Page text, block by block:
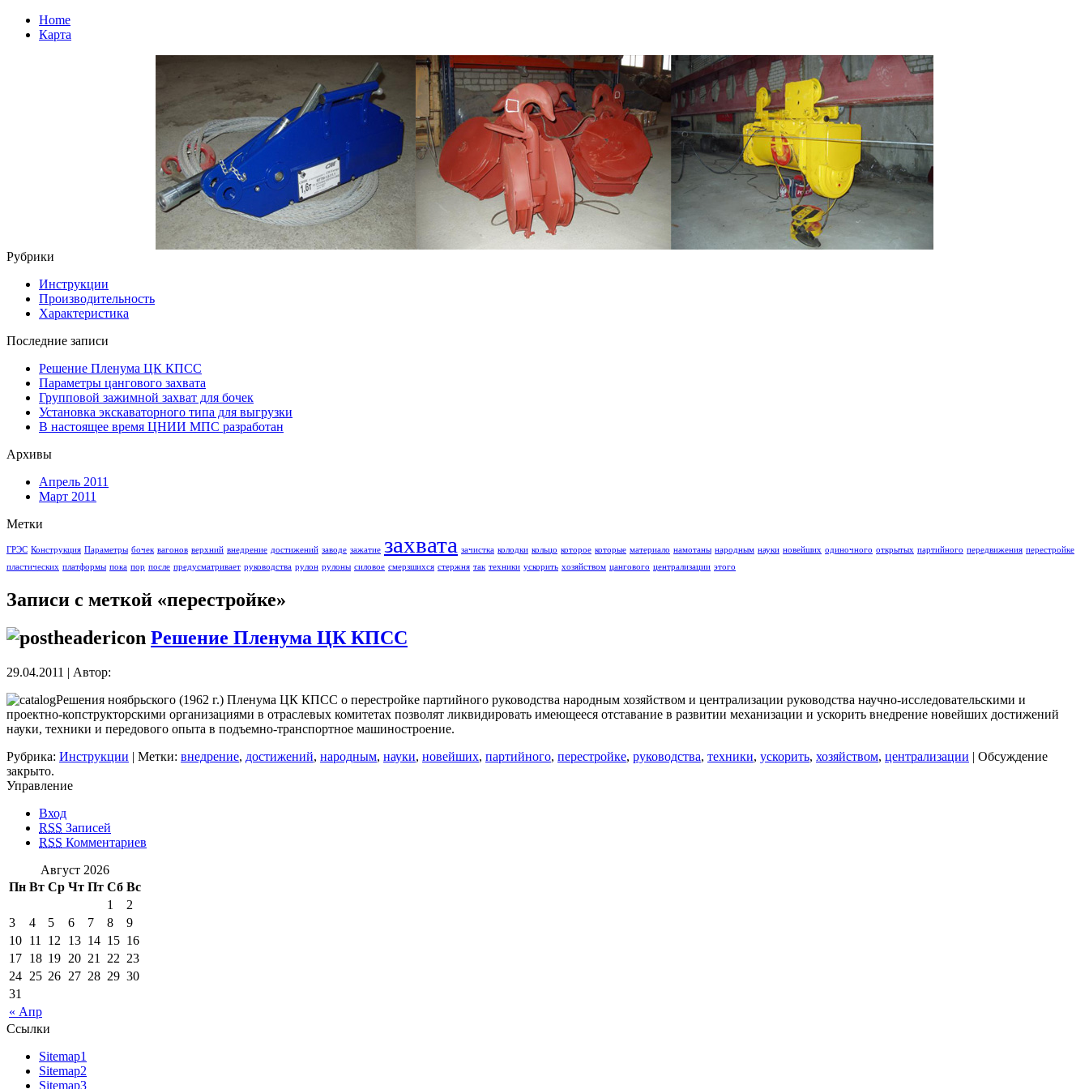
Home
Карта
Рубрики
Инструкции
Производительность
Характеристика
Последние записи
Решение Пленума ЦК КПСС
Параметры цангового захвата
Групповой зажимной захват для бочек
Установка экскаваторного типа для выгрузки
В настоящее время ЦНИИ МПС разработан
Архивы
Апрель 2011
Март 2011
Метки
ГРЭС Конструкция Параметры бочек вагонов верхний внедрение достижений заводе зажатие захвата зачистка колодки кольцо которое которые материало намотаны народным науки новейших одиночного открытых партийного передвижения перестройке
пластических платформы пока пор после предусматривает руководства рулон рулоны силовое смерзшихся стержня так техники ускорить хозяйством цангового централизации этого
Записи с меткой «перестройке»
Решение Пленума ЦК КПСС
29.04.2011 | Автор:
Решения ноябрьского (1962 г.) Пленума ЦК КПСС о перестройке партийного руководства народным хозяйством и централизации руководства научно-исследовательскими и
проектно-копструкторскими организациями в отраслевых комитетах позволят ликвидировать имеющееся отставание в развитии механизации и ускорить внедрение новейших достижений
науки, техники и передового опыта в подъемно-транспортное машиностроение.
Рубрика: Инструкции | Метки: внедрение, достижений, народным, науки, новейших, партийного, перестройке, руководства, техники, ускорить, хозяйством, централизации | Обсуждение
закрыто.
Управление
Вход
RSS Записей
RSS Комментариев
Август 2026
Пн Вт Ср Чт Пт Сб Вс
« Апр
1
2
3
4 5 6 7 8
9
10 11 12 13 14 15 16
17 18 19 20 21 22 23
24 25 26 27 28 29 30
31
Ссылки
Sitemap1
Sitemap2
Sitemap3